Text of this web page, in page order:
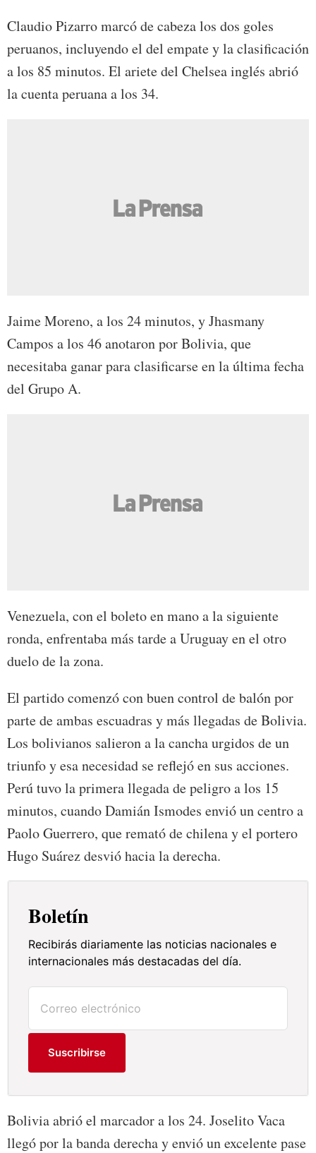
Claudio Pizarro marcó de cabeza los dos goles
peruanos, incluyendo el del empate y la clasificación
a los 85 minutos. El ariete del Chelsea inglés abrió
la cuenta peruana a los 34.
Jaime Moreno, a los 24 minutos, y Jhasmany
Campos a los 46 anotaron por Bolivia, que
necesitaba ganar para clasificarse en la última fecha
del Grupo A.
Venezuela, con el boleto en mano a la siguiente
ronda, enfrentaba más tarde a Uruguay en el otro
duelo de la zona.
El partido comenzó con buen control de balón por
parte de ambas escuadras y más llegadas de Bolivia.
Los bolivianos salieron a la cancha urgidos de un
triunfo y esa necesidad se reflejó en sus acciones.
Perú tuvo la primera llegada de peligro a los 15
minutos, cuando Damián Ismodes envió un centro a
Paolo Guerrero, que remató de chilena y el portero
Hugo Suárez desvió hacia la derecha.
Boletín
Recibirás diariamente las noticias nacionales e
internacionales más destacadas del día.
Suscribirse
Bolivia abrió el marcador a los 24. Joselito Vaca
llegó por la banda derecha y envió un excelente pase